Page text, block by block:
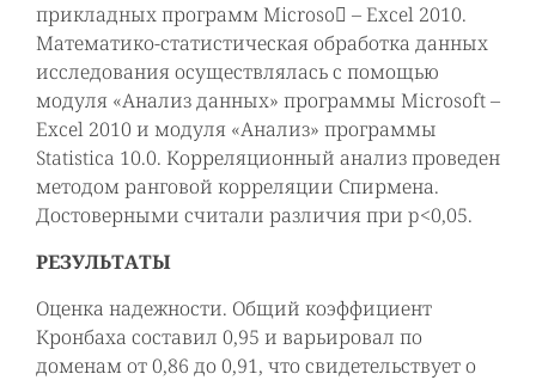
прикладных программ Microso – Excel 2010.
Математико-статистическая обработка данных
исследования осуществлялась с помощью
модуля «Анализ данных» программы Microsoft –
Excel 2010 и модуля «Анализ» программы
Statistica 10.0. Корреляционный анализ проведен
методом ранговой корреляции Спирмена.
Достоверными считали различия при p<0,05.
РЕЗУЛЬТАТЫ
Оценка надежности. Общий коэффициент
Кронбаха составил 0,95 и варьировал по
доменам от 0,86 до 0,91, что свидетельствует о